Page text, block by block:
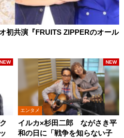
初共演『FRUITS ZIPPERのオール
NEW
エンタメ
イルカ×杉田二郎 ながさき平
和の日に「戦争を知らない子
NEW